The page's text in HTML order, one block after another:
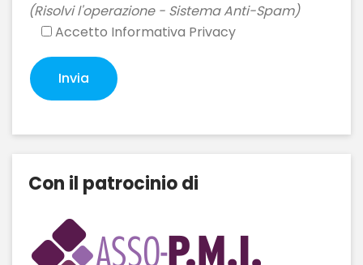
(Risolvi l'operazione - Sistema Anti-Spam)
Accetto Informativa Privacy
Con il patrocinio di